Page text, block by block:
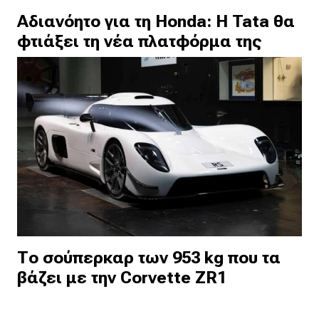
Αδιανόητο για τη Honda: Η Tata θα
φτιάξει τη νέα πλατφόρμα της
Το σούπερκαρ των 953 kg που τα
βάζει με την Corvette ZR1